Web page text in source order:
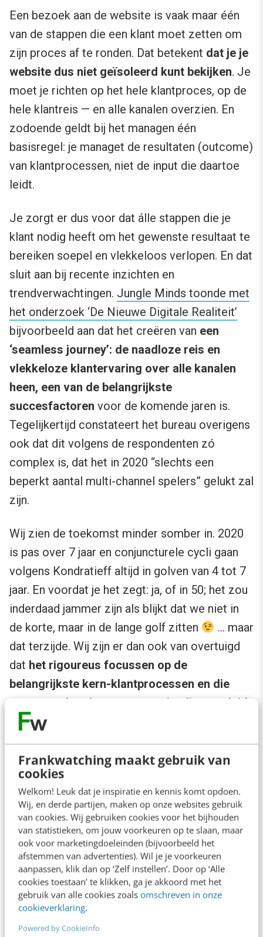
Frankwatching maakt gebruik van
cookies
Welkom! Leuk dat je inspiratie en kennis komt opdoen.
Wij, en derde partijen, maken op onze websites gebruik
van cookies. Wij gebruiken cookies voor het bijhouden
van statistieken, om jouw voorkeuren op te slaan, maar
ook voor marketingdoeleinden (bijvoorbeeld het
afstemmen van advertenties). Wil je je voorkeuren
aanpassen, klik dan op ‘Zelf instellen’. Door op ‘Alle
cookies toestaan’ te klikken, ga je akkoord met het
gebruik van alle cookies zoals omschreven in onze
cookieverklaring.
Powered by CookieInfo
Een bezoek aan de website is vaak maar één
van de stappen die een klant moet zetten om
zijn proces af te ronden. Dat betekent dat je je
website dus niet geïsoleerd kunt bekijken. Je
moet je richten op het hele klantproces, op de
hele klantreis — en alle kanalen overzien. En
zodoende geldt bij het managen één
basisregel: je managet de resultaten (outcome)
van klantprocessen, niet de input die daartoe
leidt.
Je zorgt er dus voor dat álle stappen die je
klant nodig heeft om het gewenste resultaat te
bereiken soepel en vlekkeloos verlopen. En dat
sluit aan bij recente inzichten en
trendverwachtingen. Jungle Minds toonde met
het onderzoek ‘De Nieuwe Digitale Realiteit’
bijvoorbeeld aan dat het creëren van een
‘seamless journey’: de naadloze reis en
vlekkeloze klantervaring over alle kanalen
heen, een van de belangrijkste
succesfactoren voor de komende jaren is.
Tegelijkertijd constateert het bureau overigens
ook dat dit volgens de respondenten zó
complex is, dat het in 2020 “slechts een
beperkt aantal multi-channel spelers” gelukt zal
zijn.
Wij zien de toekomst minder somber in. 2020
is pas over 7 jaar en conjuncturele cycli gaan
volgens Kondratieff altijd in golven van 4 tot 7
jaar. En voordat je het zegt: ja, of in 50; het zou
inderdaad jammer zijn als blijkt dat we niet in
de korte, maar in de lange golf zitten
… maar
dat terzijde. Wij zijn er dan ook van overtuigd
dat het rigoureus focussen op de
belangrijkste kern-klantprocessen en die
structureel verbeteren en optimaliseren, leidt
tot succes
tijd uitwijzen.
Toptaken prioriteren activiteiten in
management en optimalisatie
Ervan
uitgaande
dat we
gelijk
hebben en
dat we